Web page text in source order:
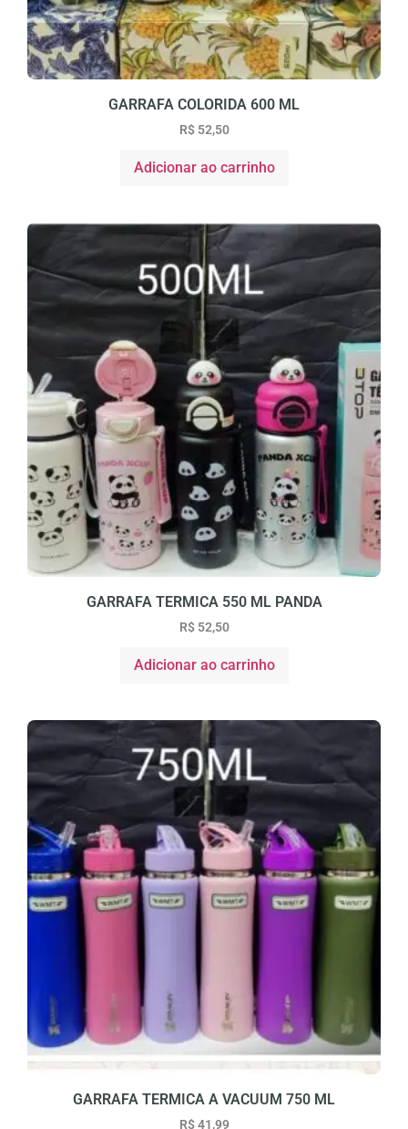
GARRAFA COLORIDA 600 ML
R$52,50
Adicionar ao carrinho
GARRAFA TERMICA 550 ML PANDA
R$52,50
Adicionar ao carrinho
GARRAFA TERMICA A VACUUM 750 ML
R$41,99